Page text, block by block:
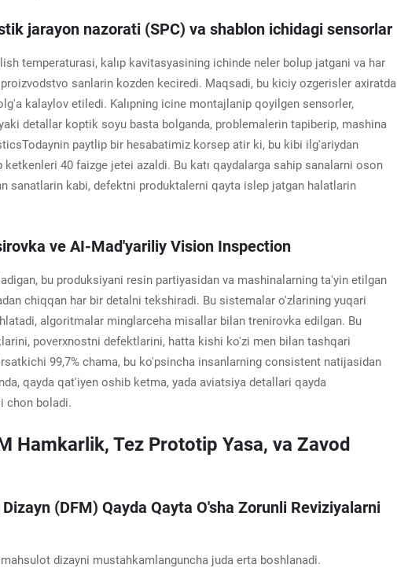
jarayon nazorati (SPC) va shablon ichidagi sensorlar
temperaturasi, kalıp kavitasyasining ichinde neler bolup jatgani va har
sanlarin kozden keciredi. Maqsadi, bu kiciy ozgerisler axiratda
kalaylov etiledi. Kalıpning icine montajlanip qoyilgen sensorler,
detallar koptik soyu basta bolganda, problemalerin tapiberip, mashina
paytlip bir hesabatimiz korsep atir ki, bu kibi ilg'ariydan
40 faizge jetei azaldi. Bu katı qaydalarga sahip sanalarni oson
sanatlarin kabi, defektni produktalerni qayta islep jatgan halatlarin
ve AI-Mad'yariliy Vision Inspection
bu produksiyani resin partiyasidan va mashinalarning ta'yin etilgan
chiqqan har bir detalni tekshiradi. Bu sistemalar o'zlarining yuqari
algoritmalar minglarceha misallar bilan trenirovka edilgan. Bu
poverxnostni defektlarini, hatta kishi ko'zi men bilan tashqari
99,7% chama, bu ko'psincha insanlarning consistent natijasidan
qayda qat'iyen oshib ketma, yada aviatsiya detallari qayda
chon boladi.
Hamkarlik, Tez Prototip Yasa, va Zavod
(DFM) Qayda Qayta O'sha Zorunli Reviziyalarni
dizayni mustahkamlanguncha juda erta boshlanadi.